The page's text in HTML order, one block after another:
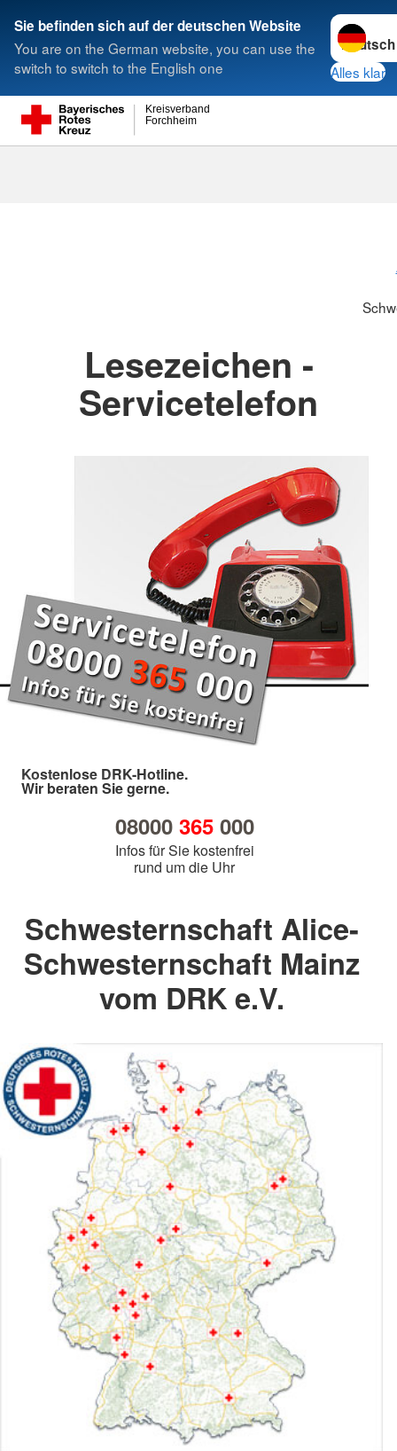
Sie befinden sich auf der deutschen Website
You are on the German website, you can use the
switch to switch to the English one
Sprache
Alles klar
Forchheim
Kreisverband
Suche
Lesezeichen -
Servicetelefon
Kostenlose DRK-Hotline.
Wir beraten Sie gerne.
08000 365000
Infos für Sie kostenfrei
rund um die Uhr
Schwesternschaft Alice-
Schwesternschaft Mainz
vom DRK e.V.